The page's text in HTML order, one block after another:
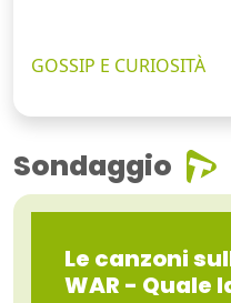
GOSSIP E CURIOSITÀ
Sondaggio
Le canzoni
WAR - Quale